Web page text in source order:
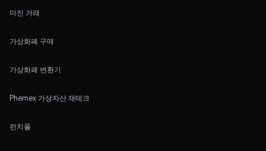
마진 거래
가상화폐 구매
가상화폐 변환기
Phemex 가상자산 재테크
런치풀